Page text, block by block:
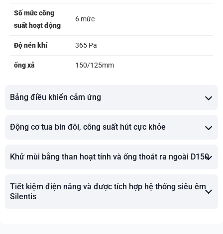
Số mức công
suất hoạt động
6 mức
Độ nén khí 365 Pa
ống xả 150/125mm
Bảng điều khiển cảm ứng
Động cơ tua bin đôi, công suất hút cực khỏe
Khử mùi bằng than hoạt tính và ống thoát ra ngoài D150
Tiết kiệm điện năng và được tích hợp hệ thống siêu êm
Silentis